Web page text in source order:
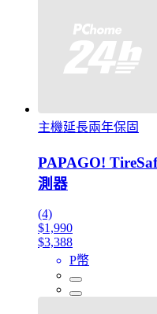
主機延長兩年保固
PAPAGO!
測器
(4)
$1,990
$3,388
P幣